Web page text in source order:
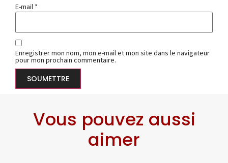
E-mail *
Enregistrer mon nom, mon e-mail et mon site dans le navigateur
pour mon prochain commentaire.
Vous pouvez aussi
aimer